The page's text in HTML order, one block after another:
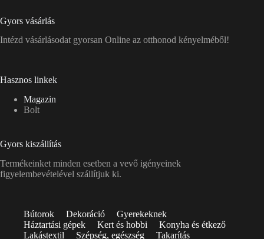
Gyors vásárlás
Intézd vásárlásodat gyorsan Online az otthonod kényelméből!
Hasznos linkek
Magazin
Bolt
Gyors kiszállítás
Termékeinket minden esetben a vevő igényeinek
figyelembevételével szállítjuk ki.
Bútorok Dekoráció
Gyerekeknek
Háztartási gépek
Kert és hobbi
Konyha és étkező
Lakástextil
Szépség, egészség Takarítás